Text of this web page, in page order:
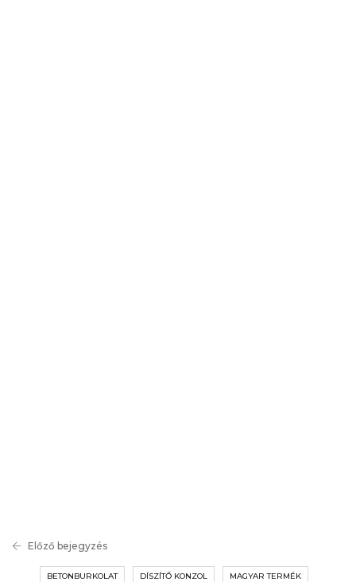
Előző bejegyzés
BETONBURKOLAT DÍSZÍTŐ KONZOL MAGYAR TERMÉK